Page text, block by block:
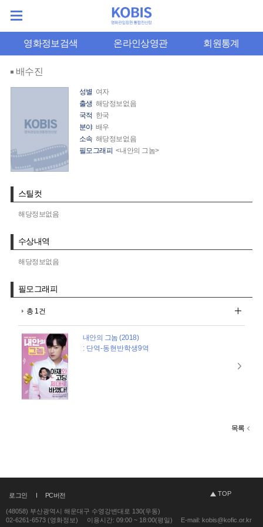
영화정보검색 온라인상영관 회원통계
배수진
성별 여자
출생 해당정보없음
국적 한국
분야 배우
소속 해당정보없음
필모그래피 <내안의 그놈>
스틸컷
해당정보없음
수상내역
해당정보없음
필모그래피
총 1건
내안의 그놈 (2018)
: 단역-동현반학생9역
목록
로그인 PC버전 TOP
(48058) 부산광역시 해운대구 수영강변대로 130(우동)
02-6261-6573 (영화정보)
이용시간: 09:00 ~ 18:00(평일) E-mail: kobis@kofic.or.kr